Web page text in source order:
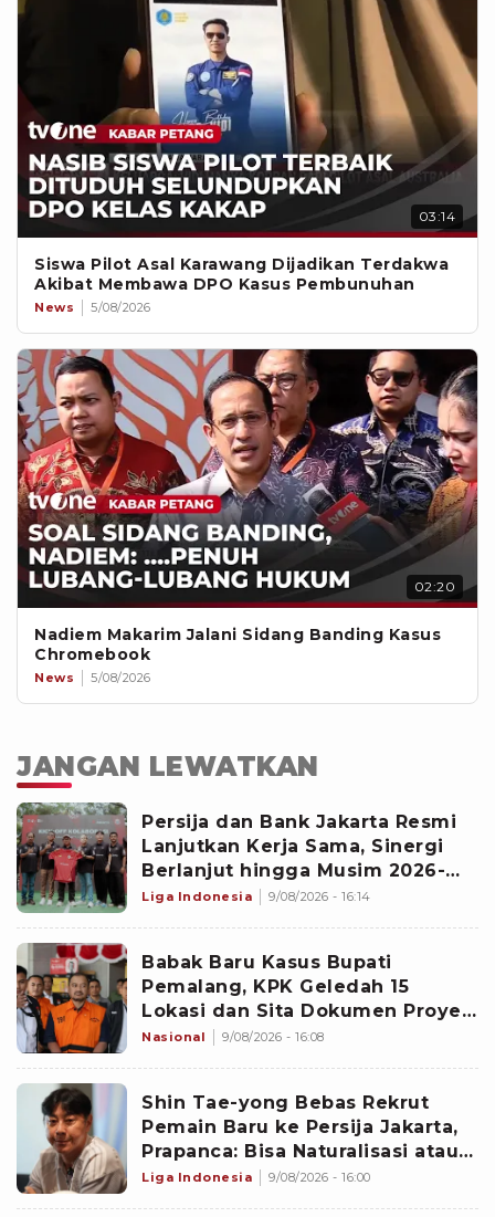
03:14
Siswa Pilot Asal Karawang Dijadikan Terdakwa
Akibat Membawa DPO Kasus Pembunuhan
News 5/08/2026
02:20
Nadiem Makarim Jalani Sidang Banding Kasus
Chromebook
News 5/08/2026
JANGAN LEWATKAN
‎Persija dan Bank Jakarta Resmi
Lanjutkan Kerja Sama, Sinergi
Berlanjut hingga Musim 2026-
2027
Liga Indonesia 9/08/2026 - 16:14
Babak Baru Kasus Bupati
Pemalang, KPK Geledah 15
Lokasi dan Sita Dokumen Proyek
PUPR hingga CCTV Hotel
Nasional 9/08/2026 - 16:08
‎Shin Tae-yong Bebas Rekrut
Pemain Baru ke Persija Jakarta,
Prapanca: Bisa Naturalisasi atau
Asing
Liga Indonesia 9/08/2026 - 16:00